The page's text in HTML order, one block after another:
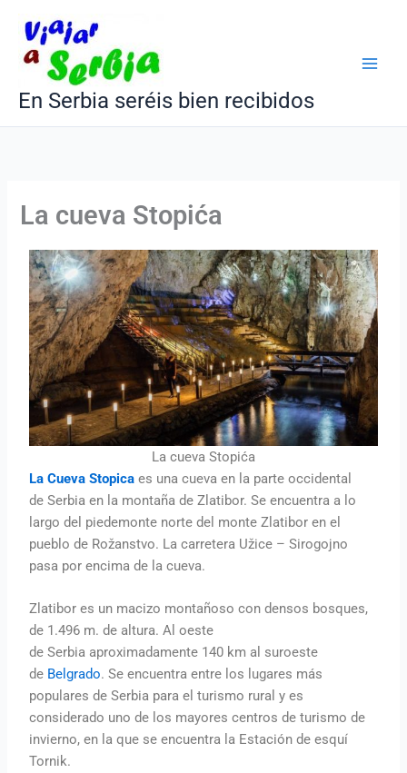
contenido
En Serbia seréis bien recibidos
La cueva Stopića
La cueva Stopića
La Cueva Stopica es una cueva en la parte occidental
de Serbia en la montaña de Zlatibor​. Se encuentra a lo
largo del piedemonte norte del monte Zlatibor en el
pueblo de Rožanstvo. La carretera Užice – Sirogojno
pasa por encima de la cueva.
Zlatibor es un macizo montañoso con densos bosques,
de 1.496 m. de altura. Al oeste
de Serbia aproximadamente 140 km al suroeste
de Belgrado. Se encuentra entre los lugares más
populares de Serbia para el turismo rural y es
considerado uno de los mayores centros de turismo de
invierno, en la que se encuentra la Estación de esquí
Tornik.